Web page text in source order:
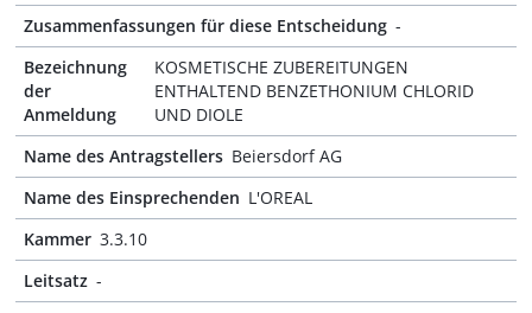
Zusammenfassungen für diese Entscheidung -
Bezeichnung
der
Anmeldung
KOSMETISCHE ZUBEREITUNGEN
ENTHALTEND BENZETHONIUM CHLORID
UND DIOLE
Name des Antragstellers Beiersdorf AG
Name des Einsprechenden L'OREAL
Kammer 3.3.10
Leitsatz -